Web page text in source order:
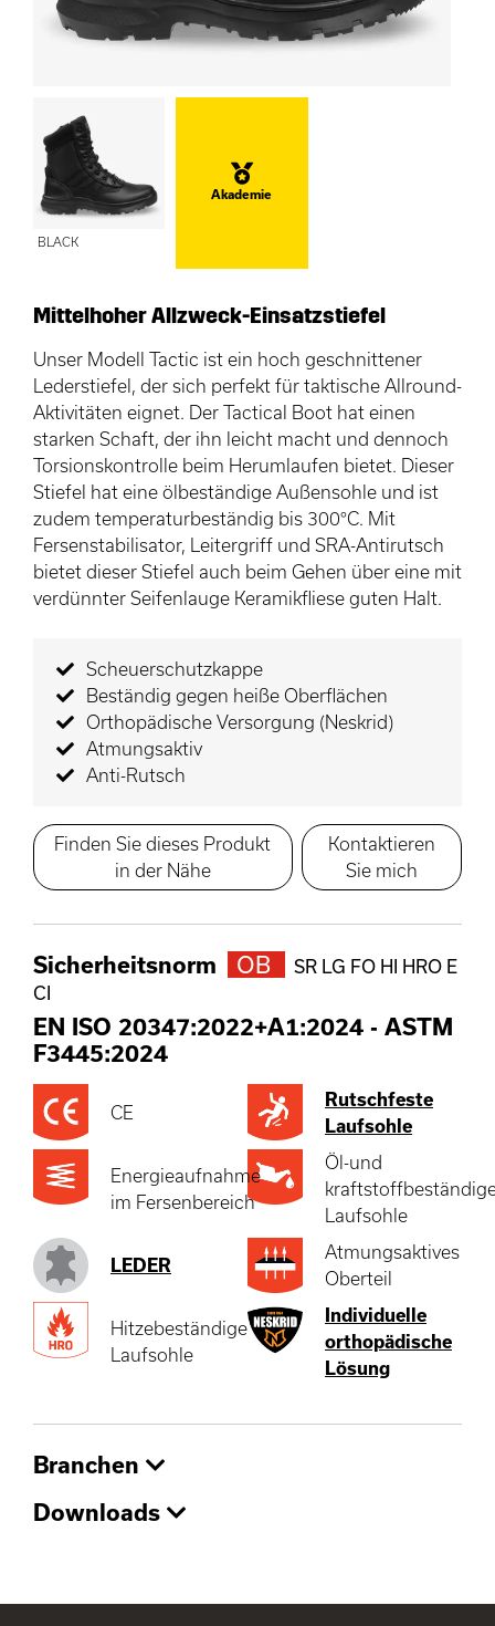
BLACK
Akademie
Mittelhoher Allzweck-Einsatzstiefel
Unser Modell Tactic ist ein hoch geschnittener
Lederstiefel, der sich perfekt für taktische Allround-
Aktivitäten eignet. Der Tactical Boot hat einen
starken Schaft, der ihn leicht macht und dennoch
Torsionskontrolle beim Herumlaufen bietet. Dieser
Stiefel hat eine ölbeständige Außensohle und ist
zudem temperaturbeständig bis 300°C. Mit
Fersenstabilisator, Leitergriff und SRA-Antirutsch
bietet dieser Stiefel auch beim Gehen über eine mit
verdünnter Seifenlauge Keramikfliese guten Halt.
Scheuerschutzkappe
Beständig gegen heiße Oberflächen
Orthopädische Versorgung (Neskrid)
Atmungsaktiv
Anti-Rutsch
Finden Sie dieses Produkt
in der Nähe
Kontaktieren
Sie mich
Sicherheitsnorm OB
SR LG FO HI HRO E
CI
EN ISO 20347:2022+A1:2024 - ASTM
F3445:2024
CE
Rutschfeste
Laufsohle
Energieaufnahme
im Fersenbereich
Öl-und
Laufsohle
LEDER
Atmungsaktives
Oberteil
Hitzebeständige
Laufsohle
Individuelle
orthopädische
Lösung
Branchen
Downloads